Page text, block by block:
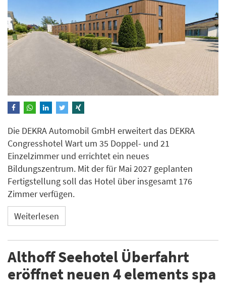
Die DEKRA Automobil GmbH erweitert das DEKRA
Congresshotel Wart um 35 Doppel- und 21
Einzelzimmer und errichtet ein neues
Bildungszentrum. Mit der für Mai 2027 geplanten
Fertigstellung soll das Hotel über insgesamt 176
Zimmer verfügen.
Weiterlesen
Althoff Seehotel Überfahrt
eröffnet neuen 4 elements spa